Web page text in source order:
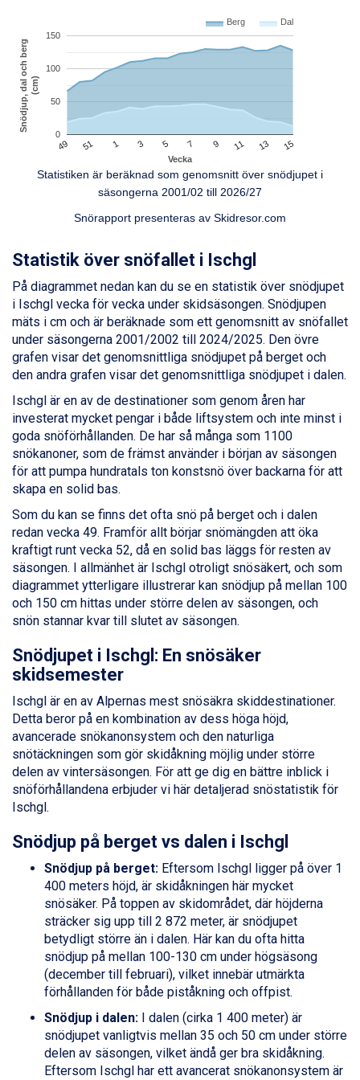
Zell am See från 6.295 kr.
Canazei från 7.195 kr.
Livigno från 5.595 kr.
Ponte di Legno från 7.395 kr.
Bad Gastein från 6.295 kr.
Sauze dOulx från 6.145 kr.
Alleghe från 8.545 kr.
Arabba från 11.045 kr.
La Thuile från 7.045 kr.
Cervinia från 8.245 kr.
Bad Hofgastein från 8.595 kr.
Saalbach från 9.445 kr.
Sölden från 12.995 kr.
Champoluc från 5.945 kr.
Sestriere från 6.945 kr.
Ischgl från 11.295 kr.
Wagrain från 7.095 kr.
Fieberbrunn från 9.645 kr.
Val Thorens från 8.395 kr.
St. Anton från 11.245 kr.
Zell am See från 6.295 kr.
Canazei från 7.195 kr.
Livigno från 5.595 kr.
Ponte di Legno från 7.395 kr.
Bad Gastein från 6.295 kr.
Alleghe från 8.545 kr.
Arabba från 11.045 kr.
La Thuile från 7.045 kr.
Cervinia från 8.245 kr.
Bad Hofgastein från 8.595 kr.
Passo Tonale från 5.895 kr.
Saalbach från 9.445 kr.
Champoluc från 5.945 kr.
Sestriere från 6.945 kr.
Ischgl från 11.295 kr.
Wagrain från 7.095 kr.
Fieberbrunn från 9.645 kr.
Val Thorens från 8.395 kr.
St. Anton från 11.245 kr.
Zell am See från 6.295 kr.
Canazei från 7.195 kr.
Livigno från 5.595 kr.
Ponte di Legno från 7.395 kr.
Bad Gastein från 6.295 kr.
Sauze dOulx från 6.145 kr.
Alleghe från 8.545 kr.
Arabba från 11.045 kr.
La Thuile från 7.045 kr.
Cervinia från 8.245 kr.
Bad Hofgastein från 8.595 kr.
Passo Tonale från 5.895 kr.
Saalbach från 9.445 kr.
Sölden från 12.995 kr.
Champoluc från 5.945 kr.
Sestriere från 6.945 kr.
Ischgl från 11.295 kr.
Berg Dal
49 51 1 3 5 7 9 11 13 15
0
50
100
150
Vecka
Snödjup, dal och berg(cm)
Statistiken är beräknad som genomsnitt över snödjupet i
säsongerna 2001/02 till 2026/27
Snörapport presenteras av Skidresor.com
Statistik över snöfallet i Ischgl
På diagrammet nedan kan du se en statistik över snödjupet
i Ischgl vecka för vecka under skidsäsongen. Snödjupen
mäts i cm och är beräknade som ett genomsnitt av snöfallet
under säsongerna 2001/2002 till 2024/2025. Den övre
grafen visar det genomsnittliga snödjupet på berget och
den andra grafen visar det genomsnittliga snödjupet i dalen.
Ischgl är en av de destinationer som genom åren har
investerat mycket pengar i både liftsystem och inte minst i
goda snöförhållanden. De har så många som 1100
snökanoner, som de främst använder i början av säsongen
för att pumpa hundratals ton konstsnö över backarna för att
skapa en solid bas.
Som du kan se finns det ofta snö på berget och i dalen
redan vecka 49. Framför allt börjar snömängden att öka
kraftigt runt vecka 52, då en solid bas läggs för resten av
säsongen. I allmänhet är Ischgl otroligt snösäkert, och som
diagrammet ytterligare illustrerar kan snödjup på mellan 100
och 150 cm hittas under större delen av säsongen, och
snön stannar kvar till slutet av säsongen.
Snödjupet i Ischgl: En snösäker
skidsemester
Ischgl är en av Alpernas mest snösäkra skiddestinationer.
Detta beror på en kombination av dess höga höjd,
avancerade snökanonsystem och den naturliga
snötäckningen som gör skidåkning möjlig under större
delen av vintersäsongen. För att ge dig en bättre inblick i
snöförhållandena erbjuder vi här detaljerad snöstatistik för
Ischgl.
Snödjup på berget vs dalen i Ischgl
Snödjup på berget: Eftersom Ischgl ligger på över 1
400 meters höjd, är skidåkningen här mycket
snösäker. På toppen av skidområdet, där höjderna
sträcker sig upp till 2 872 meter, är snödjupet
betydligt större än i dalen. Här kan du ofta hitta
snödjup på mellan 100-130 cm under högsäsong
(december till februari), vilket innebär utmärkta
förhållanden för både piståkning och offpist.
Snödjup i dalen: I dalen (cirka 1 400 meter) är
snödjupet vanligtvis mellan 35 och 50 cm under större
delen av säsongen, vilket ändå ger bra skidåkning.
Eftersom Ischgl har ett avancerat snökanonsystem är